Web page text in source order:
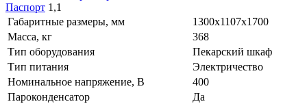
Паспорт 1,1
Габаритные размеры, мм
1300х1107х1700
Масса, кг
368
Тип оборудования
Пекарский шкаф
Тип питания
Электричество
Номинальное напряжение, В
400
Пароконденсатор
Да